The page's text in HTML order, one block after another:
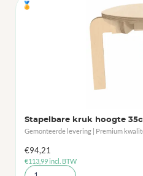
🏅
Stapelbare kruk hoogte
Gemonteerde levering | Premium
€94,21
€113,99incl. BTW